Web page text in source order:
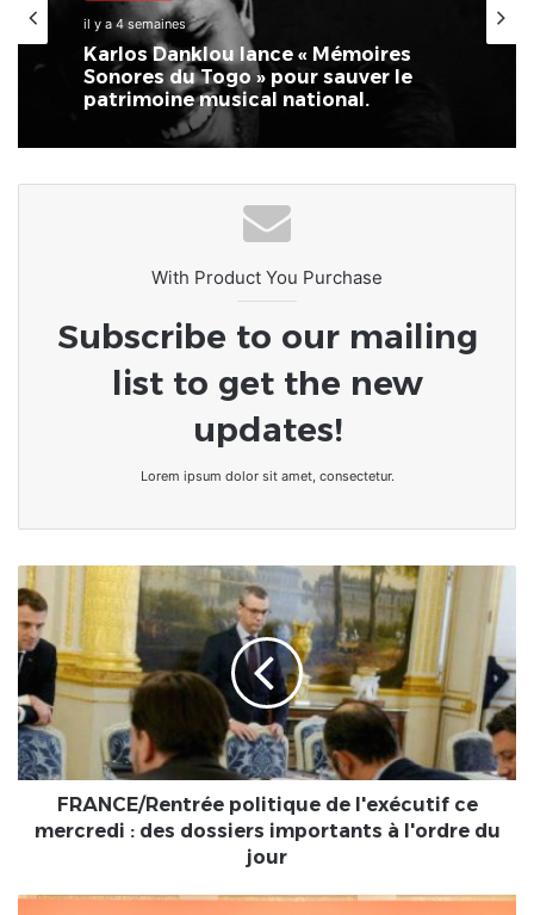
Musique
il y a 4 semaines
Karlos Danklou lance « Mémoires
Sonores du Togo » pour sauver le
patrimoine musical national.
24 juin 2026
Lomé accueille la 2ème édition
d’HUMANIS : la santé pour tous au
cœur du CETEF
With Product You Purchase
Subscribe to our mailing
list to get the new
updates!
Lorem ipsum dolor sit amet, consectetur.
FRANCE/Rentrée
politique
de
l'exécutif
ce
mercredi
:
des
dossiers
importants
jour
FRANCE/Rentrée politique de l'exécutif ce
mercredi : des dossiers importants à l'ordre du
jour
Coopération